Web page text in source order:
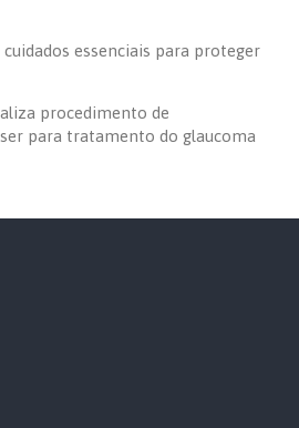
cuidados essenciais para proteger
procedimento de
para tratamento do glaucoma